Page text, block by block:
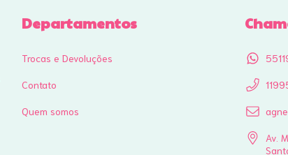
Departamentos
Trocas e Devoluções
Contato
Quem somos
Av.